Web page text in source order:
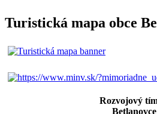
Turistická mapa obce
Rozvojový
Betlanovce